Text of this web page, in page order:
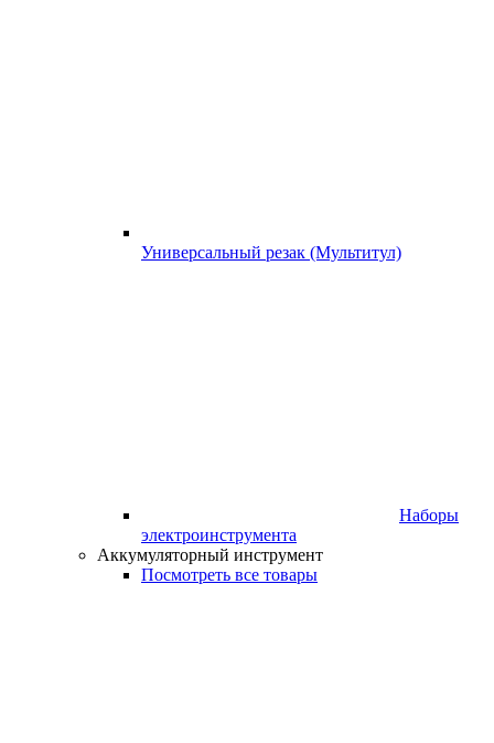
Универсальный резак (Мультитул)
Наборы
электроинструмента
Аккумуляторный инструмент
Посмотреть все товары